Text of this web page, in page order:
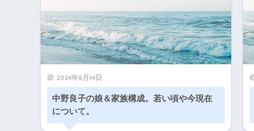
2024年8月14日
中野良子の娘＆家族構成。若い頃や今現在
について。